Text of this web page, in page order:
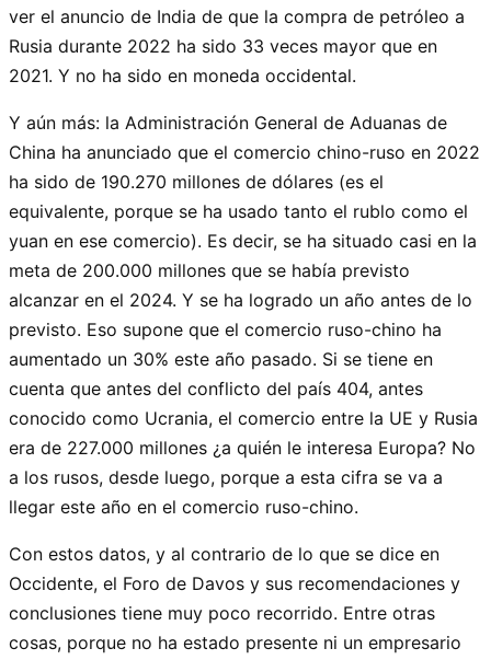
ver el anuncio de India de que la compra de petróleo a
Rusia durante 2022 ha sido 33 veces mayor que en
2021. Y no ha sido en moneda occidental.
Y aún más: la Administración General de Aduanas de
China ha anunciado que el comercio chino-ruso en 2022
ha sido de 190.270 millones de dólares (es el
equivalente, porque se ha usado tanto el rublo como el
yuan en ese comercio). Es decir, se ha situado casi en la
meta de 200.000 millones que se había previsto
alcanzar en el 2024. Y se ha logrado un año antes de lo
previsto. Eso supone que el comercio ruso-chino ha
aumentado un 30% este año pasado. Si se tiene en
cuenta que antes del conflicto del país 404, antes
conocido como Ucrania, el comercio entre la UE y Rusia
era de 227.000 millones ¿a quién le interesa Europa? No
a los rusos, desde luego, porque a esta cifra se va a
llegar este año en el comercio ruso-chino.
Con estos datos, y al contrario de lo que se dice en
Occidente, el Foro de Davos y sus recomendaciones y
conclusiones tiene muy poco recorrido. Entre otras
cosas, porque no ha estado presente ni un empresario